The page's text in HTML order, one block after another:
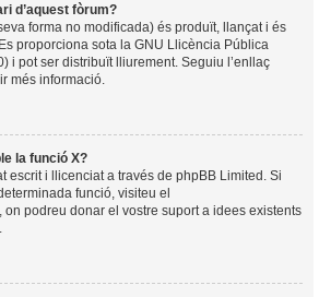
d’aquest fòrum?
forma no modificada) és produït, llançat i és
. Es proporciona sota la GNU Llicència Pública
i pot ser distribuït lliurement. Seguiu l’enllaç
més informació.
la funció X?
escrit i llicenciat a través de phpBB Limited. Si
funció, visiteu el
, on podreu donar el vostre suport a idees existents